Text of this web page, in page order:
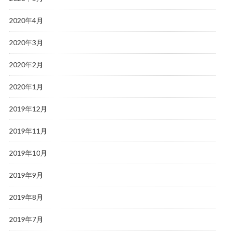
2020年4月
2020年3月
2020年2月
2020年1月
2019年12月
2019年11月
2019年10月
2019年9月
2019年8月
2019年7月